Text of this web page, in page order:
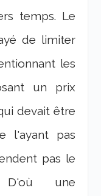
temps. Le
de limiter
les
un prix
devait être
l'ayant pas
pas le
une